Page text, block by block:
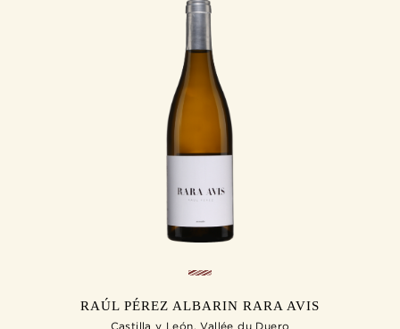
RAÚL PÉREZ ALBARIN RARA AVIS
Castilla y León, Vallée du Duero